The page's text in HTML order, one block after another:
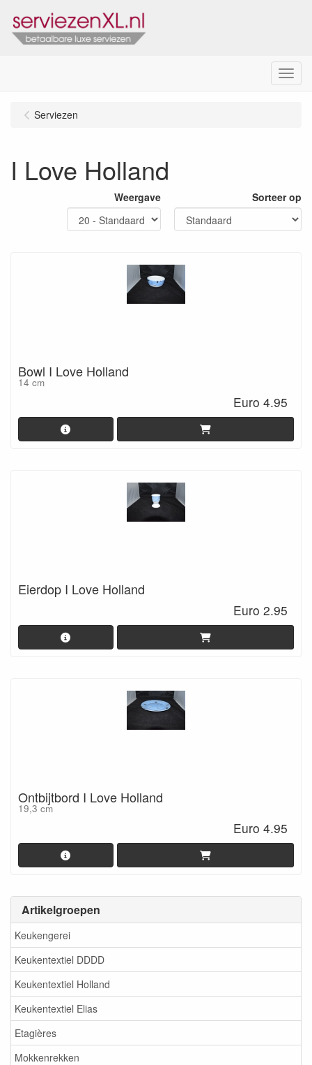
Menu
Artikelgroepen
Keukengerei
Keukentextiel DDDD
Keukentextiel Holland
Keukentextiel Elias
Etagières
Mokkenrekken
Serviezen
I Love Holland
Weergave Sorteer op
Bowl I Love Holland
14 cm
Euro 4.95
Eierdop I Love Holland
Euro 2.95
Ontbijtbord I Love Holland
19,3 cm
Euro 4.95